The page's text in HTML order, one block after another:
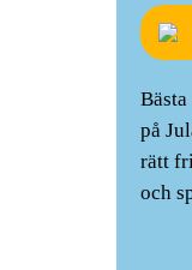
på
rätt
och